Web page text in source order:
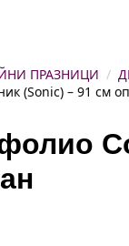
ПРАЗНИЦИ
(Sonic) – 91 см